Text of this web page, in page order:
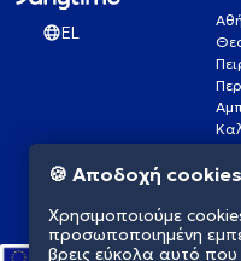
EL
🍪 Αποδοχή cookies
Χρησιμοποιούμε
προσωποποιημένη
βρεις εύκολα αυτό που